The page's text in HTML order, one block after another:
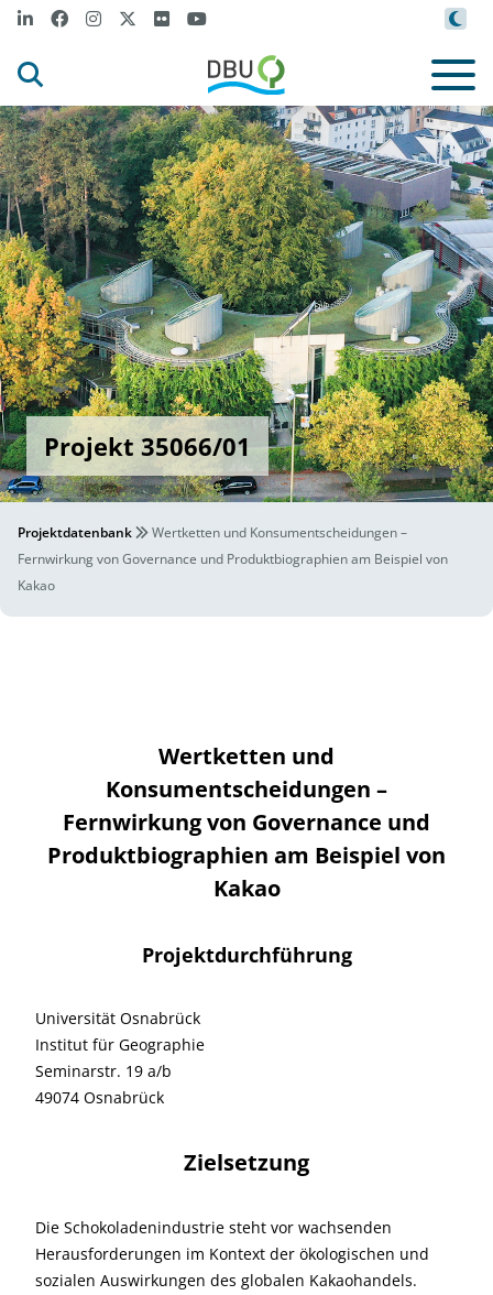
Projekt 35066/01
Projektdatenbank
Wertketten und Konsumentscheidungen –
Fernwirkung von Governance und Produktbiographien am Beispiel von
Kakao
Wertketten und
Konsumentscheidungen –
Fernwirkung von Governance und
Produktbiographien am Beispiel von
Kakao
Projektdurchführung
Universität Osnabrück
Institut für Geographie
Seminarstr. 19 a/b
49074 Osnabrück
Zielsetzung
Die Schokoladenindustrie steht vor wachsenden
Herausforderungen im Kontext der ökologischen und
sozialen Auswirkungen des globalen Kakaohandels.